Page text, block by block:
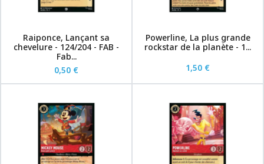
Raiponce, Lançant sa
chevelure - 124/204 - FAB -
Fab...
0,50 €
Powerline, La plus grande
rockstar de la planète - 1...
1,50 €